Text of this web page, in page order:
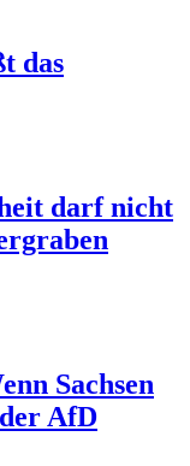
das
darf nicht
Sachsen
AfD